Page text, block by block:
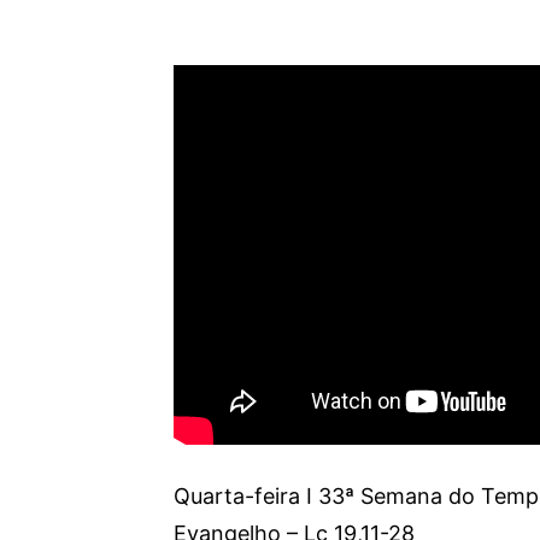
Quarta-feira I 33ª Semana do
Evangelho – Lc 19,11-28